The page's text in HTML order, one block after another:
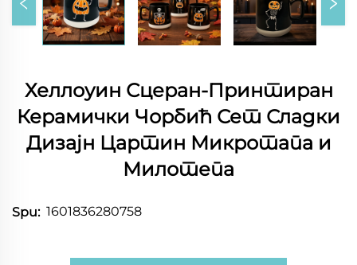
Хеллоуин Сцеран-Принтиран
Керамички Чорбић Сет Сладки
Дизајн Цартин Микротапа и
Милотепа
Spu: 1601836280758